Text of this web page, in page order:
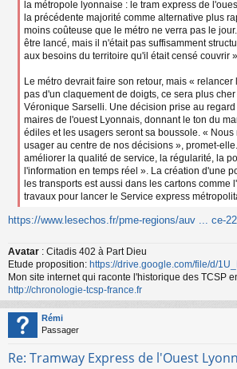
la métropole lyonnaise : le tram express de
la précédente majorité comme alternative plus
moins coûteuse que le métro ne verra pas le
être lancé, mais il n'était pas suffisamment
aux besoins du territoire qu'il était censé couvrir
Le métro devrait faire son retour, mais « relancer
pas d'un claquement de doigts, ce sera plus
Véronique Sarselli. Une décision prise au
maires de l'ouest Lyonnais, donnant le ton du
édiles et les usagers seront sa boussole. « Nous
usager au centre de nos décisions », promet-
améliorer la qualité de service, la régularité, la
l'information en temps réel ». La création d'une
les transports est aussi dans les cartons comme
travaux pour lancer le Service express
https://www.lesechos.fr/pme-regions/auv ... ce-
Avatar : Citadis 402 à Part Dieu
Etude proposition: https://drive.google.com/file/d/
Mon site internet qui raconte l'historique des TCSP
http://chronologie-tcsp-france.fr
Rémi
Passager
Re: Tramway Express de l'Ouest